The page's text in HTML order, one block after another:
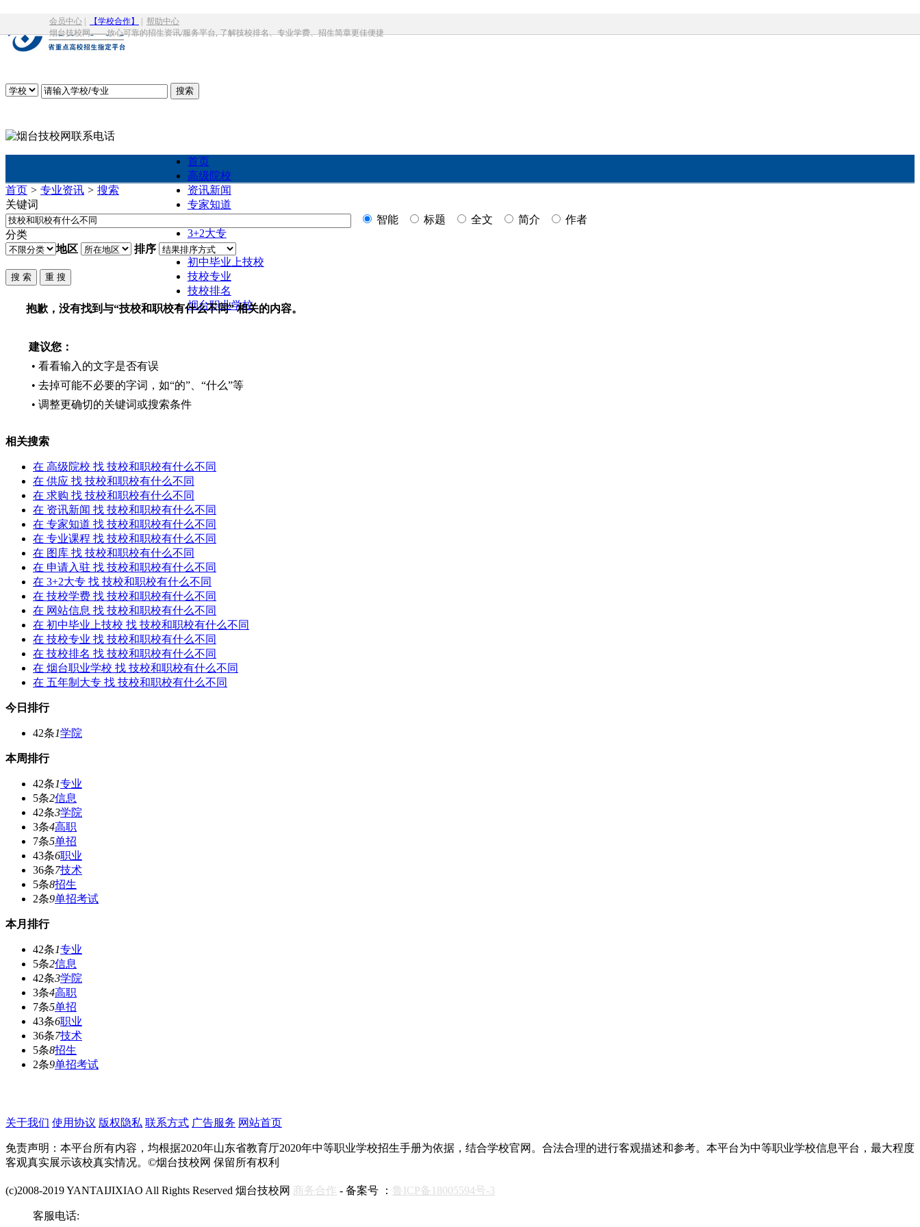
会员中心 【学校合作】
帮助中心
烟台技校网——放心可靠的招生资讯/服务平台, 了解技校排名、专业学费、招生简章更佳便捷
首页
高级院校
资讯新闻
专家知道
3+2大专
技校学费
初中毕业上技校
技校专业
技校排名
烟台职业学校
首页 > 专业资讯 > 搜索
关键词
智能
标题 全文 简介
作者
分类
地区
排序
抱歉，没有找到与“技校和职校有什么不同” 相关的内容。
建议您：
• 看看输入的文字是否有误
• 去掉可能不必要的字词，如“的”、“什么”等
• 调整更确切的关键词或搜索条件
相关搜索
在 高级院校 找 技校和职校有什么不同
在 供应 找 技校和职校有什么不同
在 求购 找 技校和职校有什么不同
在 资讯新闻 找 技校和职校有什么不同
在 专家知道 找 技校和职校有什么不同
在 专业课程 找 技校和职校有什么不同
在 图库 找 技校和职校有什么不同
在 申请入驻 找 技校和职校有什么不同
在 3+2大专 找 技校和职校有什么不同
在 技校学费 找 技校和职校有什么不同
在 网站信息 找 技校和职校有什么不同
在 初中毕业上技校 找 技校和职校有什么不同
在 技校专业 找 技校和职校有什么不同
在 技校排名 找 技校和职校有什么不同
在 烟台职业学校 找 技校和职校有什么不同
在 五年制大专 找 技校和职校有什么不同
今日排行
42条1学院
本周排行
42条1专业
5条2信息
42条3学院
3条4高职
7条5单招
43条6职业
36条7技术
5条8招生
2条9单招考试
本月排行
42条1专业
5条2信息
42条3学院
3条4高职
7条5单招
43条6职业
36条7技术
5条8招生
2条9单招考试
关于我们 使用协议 版权隐私 联系方式 广告服务 网站首页
免责声明：本平台所有内容，均根据2020年山东省教育厅2020年中等职业学校招生手册为依据，结合学校官网。合法合理的进行客观描述和参考。本平台为中等职业学校信息平台，最大程度
客观真实展示该校真实情况。©烟台技校网 保留所有权利
(c)2008-2019 YANTAIJIXIAO All Rights Reserved 烟台技校网 商务合作 - 备案号 ： 鲁ICP备18005594号-3
客服电话: